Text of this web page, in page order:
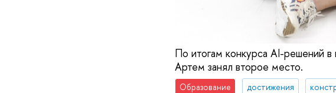
По итогам конкурса AI-решений
Артем занял второе место.
Образование достижения